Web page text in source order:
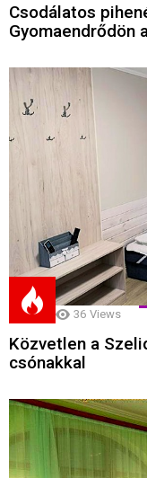
Csodálatos
Gyomaendrődön
36 Views
Közvetlen a
csónakkal